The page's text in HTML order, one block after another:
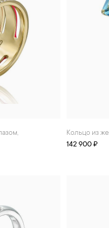
Кольцо из
142 900 ₽